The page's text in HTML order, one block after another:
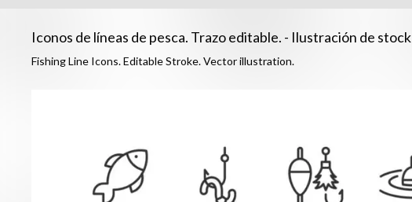
Iconos de líneas de pesca. Trazo editable. - Ilustración de stock
Fishing Line Icons. Editable Stroke. Vector illustration.